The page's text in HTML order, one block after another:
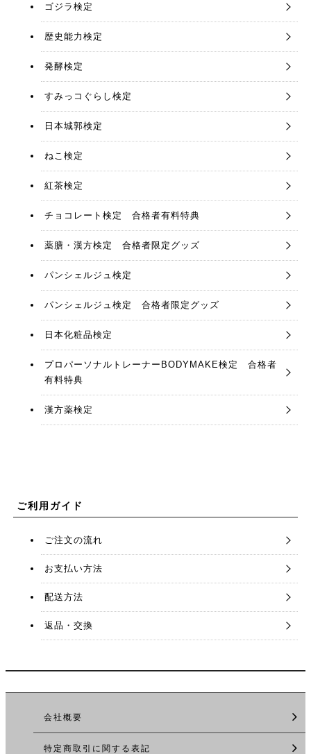
ゴジラ検定
歴史能力検定
発酵検定
すみっコぐらし検定
日本城郭検定
ねこ検定
紅茶検定
チョコレート検定 合格者有料特典
薬膳・漢方検定 合格者限定グッズ
パンシェルジュ検定
パンシェルジュ検定 合格者限定グッズ
日本化粧品検定
プロパーソナルトレーナーBODYMAKE検定 合格者
有料特典
漢方薬検定
ご利用ガイド
ご注文の流れ
お支払い方法
配送方法
返品・交換
会社概要
特定商取引に関する表記